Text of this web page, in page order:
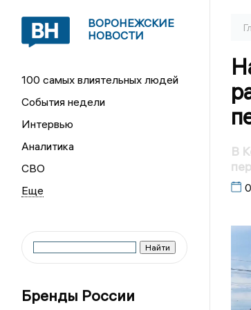
ВОРОНЕЖСКИЕ
НОВОСТИ
100 самых влиятельных людей
События недели
Интервью
Аналитика
СВО
Бренды России
В